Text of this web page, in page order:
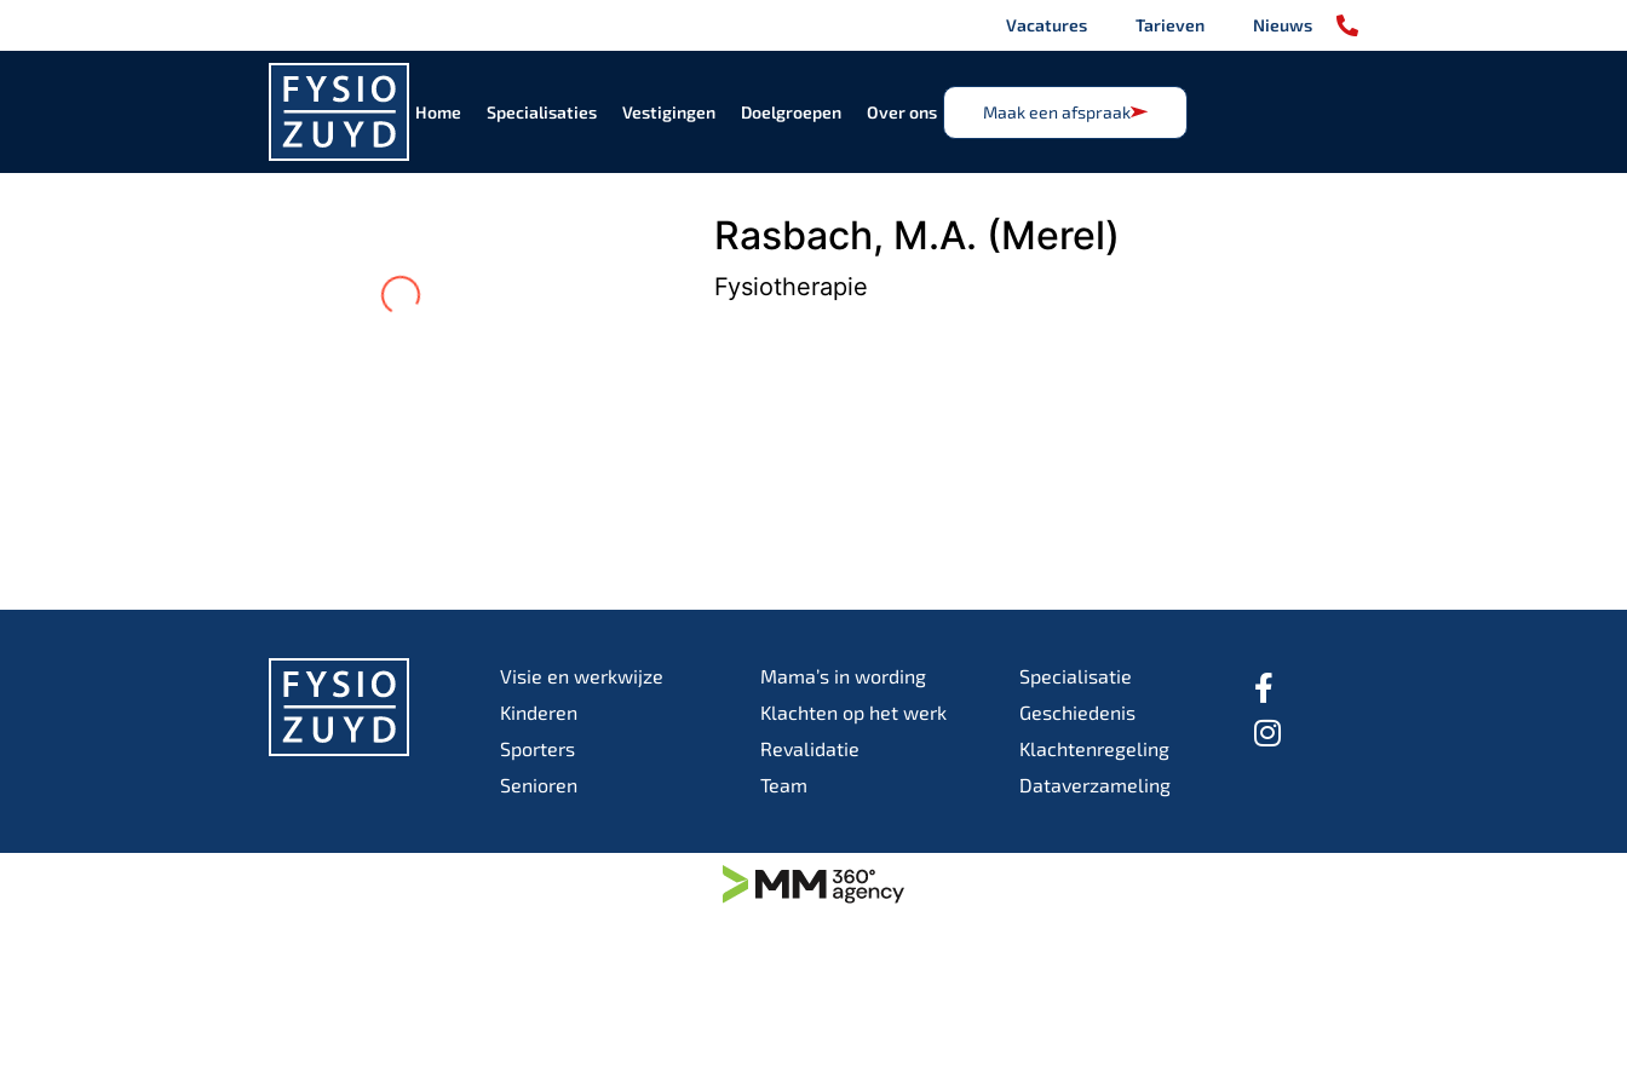
Vacatures Tarieven Nieuws
Home Specialisaties Vestigingen Doelgroepen Over ons Maak een afspraak
Rasbach, M.A. (Merel)
Fysiotherapie
Visie en werkwijze
Kinderen
Sporters
Senioren
Mama’s in wording
Klachten op het werk
Revalidatie
Team
Specialisatie
Geschiedenis
Klachtenregeling
Dataverzameling